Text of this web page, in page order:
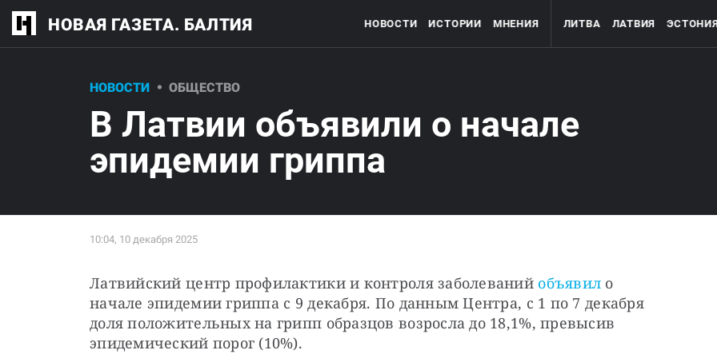
НОВАЯ ГАЗЕТА. БАЛТИЯ НОВОСТИ ИСТОРИИ МНЕНИЯ ЛИТВА ЛАТВИЯ
НОВОСТИ ОБЩЕСТВО
В Латвии объявили о начале
эпидемии гриппа
Латвийский центр профилактики и контроля заболеваний объявил о
начале эпидемии гриппа с 9 декабря. По данным Центра, с 1 по 7 декабря
доля положительных на грипп образцов возросла до 18,1%, превысив
эпидемический порог (10%).